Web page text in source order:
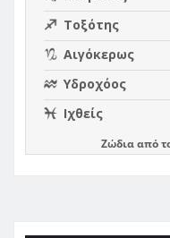
Ζώδιααπό